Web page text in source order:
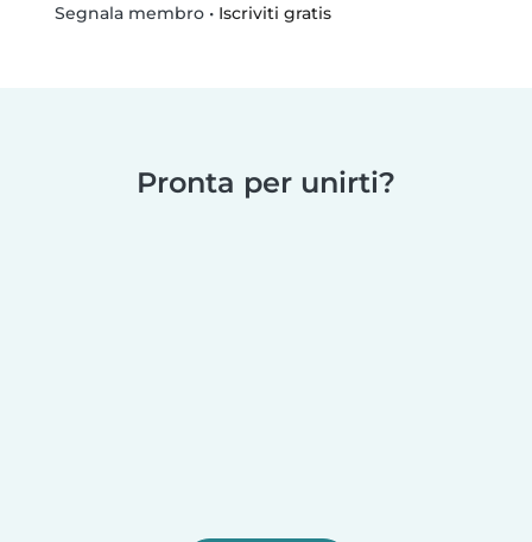
Segnala membro• Iscriviti gratis
Pronta per unirti?